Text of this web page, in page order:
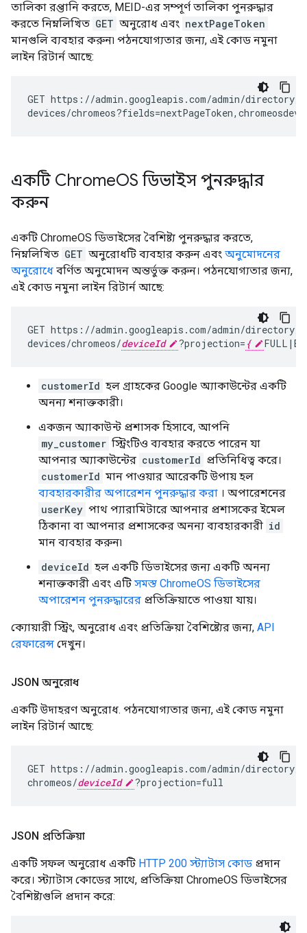
তালিকা রপ্তানি করতে, MEID-এর সম্পূর্ণ তালিকা পুনরুদ্ধার
করতে নিম্নলিখিত GET অনুরোধ এবং nextPageToken
মানগুলি ব্যবহার করুন৷ পঠনযোগ্যতার জন্য, এই কোড নমুনা
লাইন রিটার্ন আছে:
GET https://admin.googleapis.com/admin/directory/
devices/chromeos?fields=
একটি ChromeOS ডিভাইস পুনরুদ্ধার
করুন
একটি ChromeOS ডিভাইসের বৈশিষ্ট্য পুনরুদ্ধার করতে,
নিম্নলিখিত GET অনুরোধটি ব্যবহার করুন এবং অনুমোদনের
অনুরোধে বর্ণিত অনুমোদন অন্তর্ভুক্ত করুন। পঠনযোগ্যতার জন্য,
এই কোড নমুনা লাইন রিটার্ন আছে:
GET https://admin.googleapis.com/admin/directory/
devices/chromeos/deviceId ?projection= { FULL |
customerId হল গ্রাহকের Google অ্যাকাউন্টের একটি
অনন্য শনাক্তকারী।
একজন অ্যাকাউন্ট প্রশাসক হিসাবে, আপনি
my_customer স্ট্রিংটিও ব্যবহার করতে পারেন যা
আপনার অ্যাকাউন্টের customerId প্রতিনিধিত্ব করে।
customerId মান পাওয়ার আরেকটি উপায় হল
ব্যবহারকারীর অপারেশন পুনরুদ্ধার করা । অপারেশনের
userKey পাথ প্যারামিটারে আপনার প্রশাসকের ইমেল
ঠিকানা বা আপনার প্রশাসকের অনন্য ব্যবহারকারী id
মান ব্যবহার করুন৷
deviceId হল একটি ডিভাইসের জন্য একটি অনন্য
শনাক্তকারী এবং এটি সমস্ত ChromeOS ডিভাইসের
অপারেশন পুনরুদ্ধারের প্রতিক্রিয়াতে পাওয়া যায়।
ক্যোয়ারী স্ট্রিং, অনুরোধ এবং প্রতিক্রিয়া বৈশিষ্ট্যের জন্য, API
রেফারেন্স দেখুন।
JSON অনুরোধ
একটি উদাহরণ অনুরোধ. পঠনযোগ্যতার জন্য, এই কোড নমুনা
লাইন রিটার্ন আছে:
GET https://admin.googleapis.com/admin/directory/
chromeos/deviceId ?projection=full
JSON প্রতিক্রিয়া
একটি সফল অনুরোধ একটি HTTP 200 স্ট্যাটাস কোড প্রদান
করে। স্ট্যাটাস কোডের সাথে, প্রতিক্রিয়া ChromeOS ডিভাইসের
বৈশিষ্ট্যগুলি প্রদান করে: